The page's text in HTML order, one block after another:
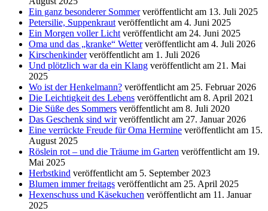
Ein ganz besonderer Sommer veröffentlicht am 13. Juli 2025
Petersilie, Suppenkraut veröffentlicht am 4. Juni 2025
Ein Morgen voller Licht veröffentlicht am 24. Juni 2025
Oma und das „kranke“ Wetter veröffentlicht am 4. Juli 2026
Kirschenkinder veröffentlicht am 1. Juli 2026
Und plötzlich war da ein Klang veröffentlicht am 21. Mai
2025
Wo ist der Henkelmann? veröffentlicht am 25. Februar 2026
Die Leichtigkeit des Lebens veröffentlicht am 8. April 2021
Die Süße des Sommers veröffentlicht am 8. Juli 2020
Das Geschenk sind wir veröffentlicht am 27. Januar 2026
Eine verrückte Freude für Oma Hermine veröffentlicht am 15.
August 2025
Röslein rot – und die Träume im Garten veröffentlicht am 19.
Mai 2025
Herbstkind veröffentlicht am 5. September 2023
Blumen immer freitags veröffentlicht am 25. April 2025
Hexenschuss und Käsekuchen veröffentlicht am 11. Januar
2025